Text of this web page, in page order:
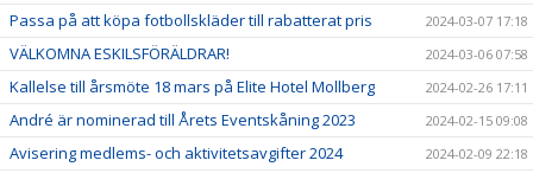
Passa på att köpa fotbollskläder till rabatterat pris 2024-03-07 17:18
VÄLKOMNA ESKILSFÖRÄLDRAR! 2024-03-06 07:58
Kallelse till årsmöte 18 mars på Elite Hotel Mollberg 2024-02-26 17:11
André är nominerad till Årets Eventskåning 2023 2024-02-15 09:08
Avisering medlems- och aktivitetsavgifter 2024 2024-02-09 22:18